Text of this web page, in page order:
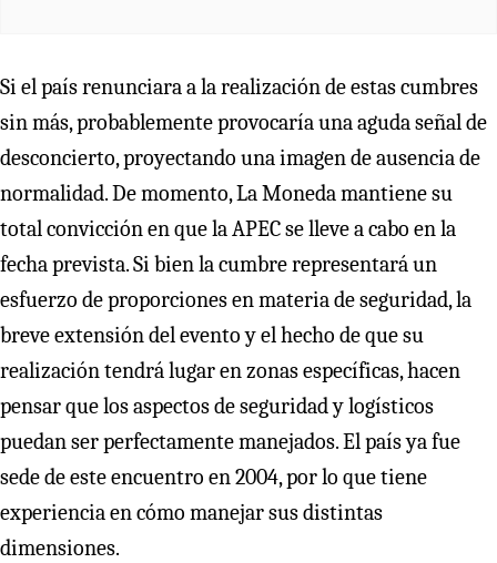
Si el país renunciara a la realización de estas cumbres
sin más, probablemente provocaría una aguda señal de
desconcierto, proyectando una imagen de ausencia de
normalidad. De momento, La Moneda mantiene su
total convicción en que la APEC se lleve a cabo en la
fecha prevista. Si bien la cumbre representará un
esfuerzo de proporciones en materia de seguridad, la
breve extensión del evento y el hecho de que su
realización tendrá lugar en zonas específicas, hacen
pensar que los aspectos de seguridad y logísticos
puedan ser perfectamente manejados. El país ya fue
sede de este encuentro en 2004, por lo que tiene
experiencia en cómo manejar sus distintas
dimensiones.